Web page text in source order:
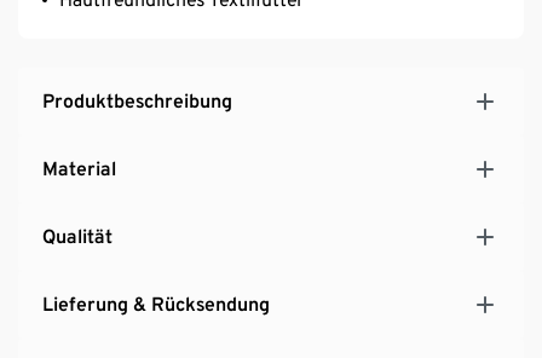
Produktbeschreibung
Material
Qualität
Lieferung & Rücksendung